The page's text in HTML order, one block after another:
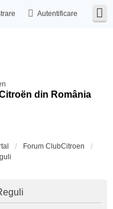
Autentificare
din România
Forum ClubCitroen